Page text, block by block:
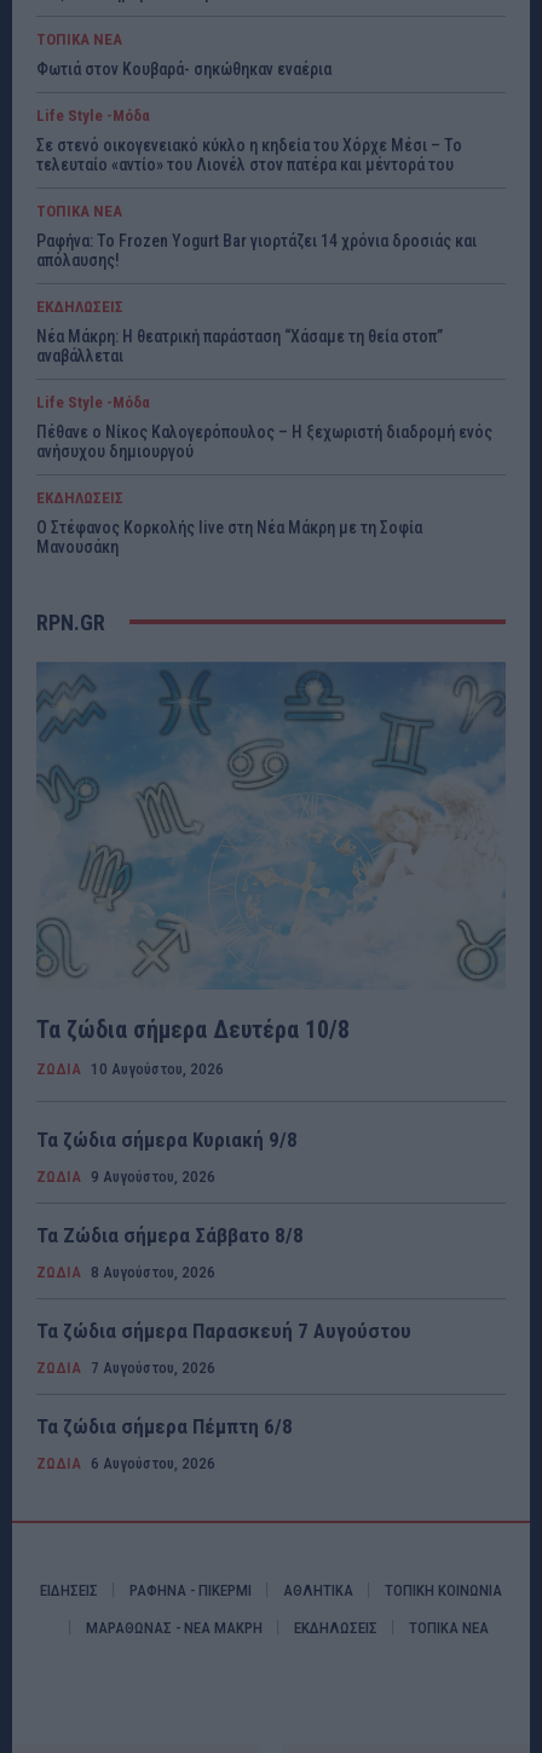
ΤΟΠΙΚΑ ΝΕΑ
Φωτιά στον Κουβαρά- σηκώθηκαν εναέρια
Life Style -Μόδα
Σε στενό οικογενειακό κύκλο η κηδεία του Χόρχε Μέσι – Το
τελευταίο «αντίο» του Λιονέλ στον πατέρα και μέντορά του
ΤΟΠΙΚΑ ΝΕΑ
Ραφήνα: Το Frozen Yogurt Bar γιορτάζει 14 χρόνια δροσιάς και
απόλαυσης!
ΕΚΔΗΛΩΣΕΙΣ
Νέα Μάκρη: Η θεατρική παράσταση “Χάσαμε τη θεία στοπ”
αναβάλλεται
Life Style -Μόδα
Πέθανε ο Νίκος Καλογερόπουλος – Η ξεχωριστή διαδρομή ενός
ανήσυχου δημιουργού
ΕΚΔΗΛΩΣΕΙΣ
Ο Στέφανος Κορκολής live στη Νέα Μάκρη με τη Σοφία
Μανουσάκη
RPN.GR
Τα ζώδια σήμερα Δευτέρα 10/8
ΖΩΔΙΑ 10 Αυγούστου, 2026
Τα ζώδια σήμερα Κυριακή 9/8
ΖΩΔΙΑ 9 Αυγούστου, 2026
Τα Ζώδια σήμερα Σάββατο 8/8
ΖΩΔΙΑ 8 Αυγούστου, 2026
Τα ζώδια σήμερα Παρασκευή 7 Αυγούστου
ΖΩΔΙΑ 7 Αυγούστου, 2026
Τα ζώδια σήμερα Πέμπτη 6/8
ΖΩΔΙΑ 6 Αυγούστου, 2026
ΕΙΔΗΣΕΙΣ ΡΑΦΗΝΑ - ΠΙΚΕΡΜΙ ΑΘΛΗΤΙΚΑ ΤΟΠΙΚΗ ΚΟΙΝΩΝΙΑ
ΜΑΡΑΘΩΝΑΣ - ΝΕΑ ΜΑΚΡΗ ΕΚΔΗΛΩΣΕΙΣ ΤΟΠΙΚΑ ΝΕΑ